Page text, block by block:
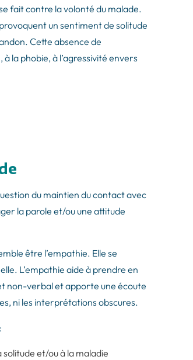
fait contre la volonté du malade.
un sentiment de solitude
Cette absence de
la phobie, à l’agressivité envers
du maintien du contact avec
la parole et/ou une attitude
être l’empathie. Elle se
L’empathie aide à prendre en
non-verbal et apporte une écoute
ni les interprétations obscures.
et/ou à la maladie